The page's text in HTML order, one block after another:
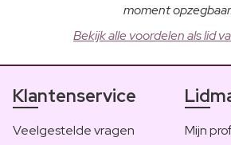
moment opzegbaar.
Bekijk alle voordelen als lid
Klantenservice
Veelgestelde vragen
Mijn